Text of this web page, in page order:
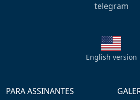
telegram
English version
PARA ASSINANTES